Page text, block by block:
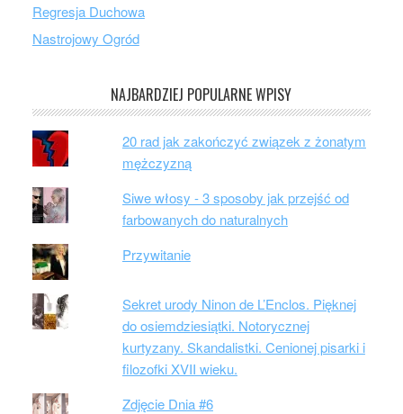
Regresja Duchowa
Nastrojowy Ogród
NAJBARDZIEJ POPULARNE WPISY
20 rad jak zakończyć związek z żonatym
mężczyzną
Siwe włosy - 3 sposoby jak przejść od
farbowanych do naturalnych
Przywitanie
Sekret urody Ninon de L’Enclos. Pięknej
do osiemdziesiątki. Notorycznej
kurtyzany. Skandalistki. Cenionej pisarki i
filozofki XVII wieku.
Zdjęcie Dnia #6